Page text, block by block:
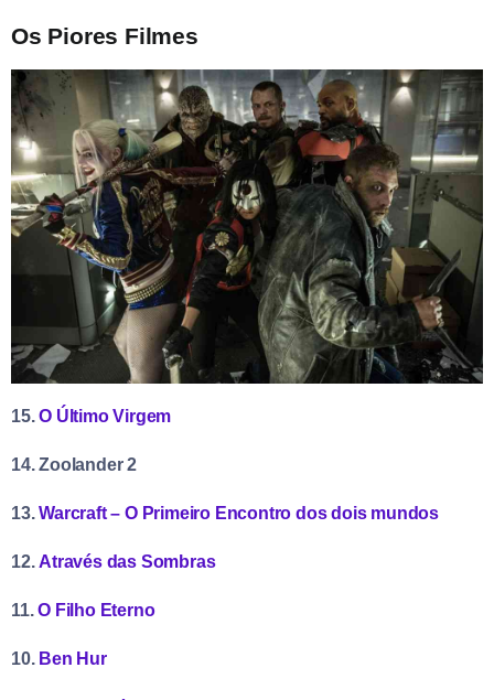
Os Piores Filmes
15.O Último Virgem
14. Zoolander 2
13.Warcraft – O Primeiro Encontro dos dois mundos
12.Através das Sombras
11.O Filho Eterno
10. Ben Hur